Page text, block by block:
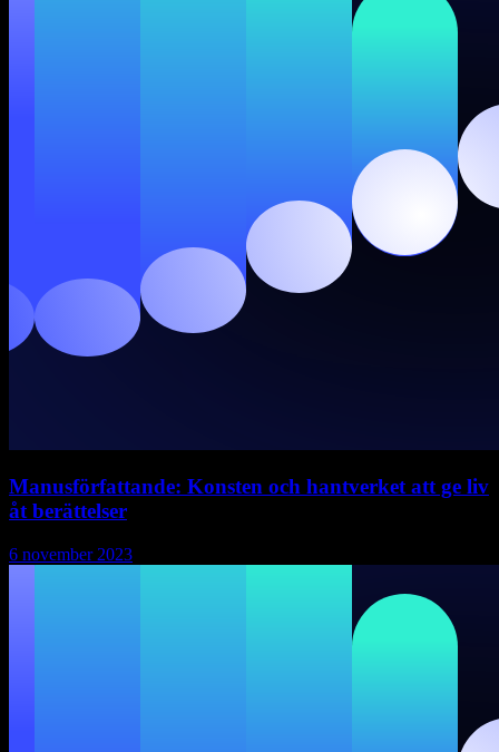
Manusförfattande: Konsten och hantverket att ge liv
åt berättelser
6 november 2023